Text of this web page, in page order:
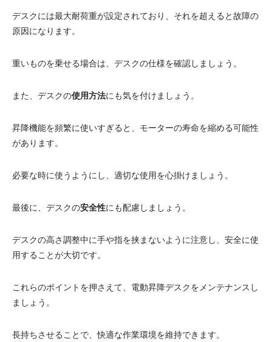
デスクには最大耐荷重が設定されており、それを超えると故障の
原因になります。
重いものを乗せる場合は、デスクの仕様を確認しましょう。
また、デスクの使用方法にも気を付けましょう。
昇降機能を頻繁に使いすぎると、モーターの寿命を縮める可能性
があります。
必要な時に使うようにし、適切な使用を心掛けましょう。
最後に、デスクの安全性にも配慮しましょう。
デスクの高さ調整中に手や指を挟まないように注意し、安全に使
用することが大切です。
これらのポイントを押さえて、電動昇降デスクをメンテナンスし
ましょう。
長持ちさせることで、快適な作業環境を維持できます。